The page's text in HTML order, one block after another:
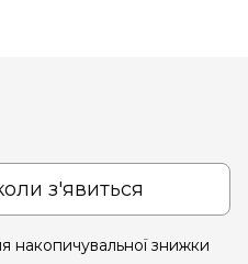
з'явиться
накопичувальної знижки